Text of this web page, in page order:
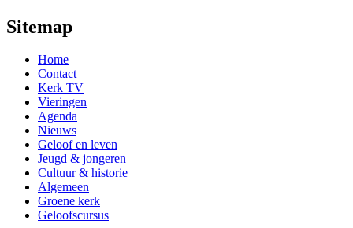
Sitemap
Home
Contact
Kerk TV
Vieringen
Agenda
Nieuws
Geloof en leven
Jeugd & jongeren
Cultuur & historie
Algemeen
Groene kerk
Geloofscursus